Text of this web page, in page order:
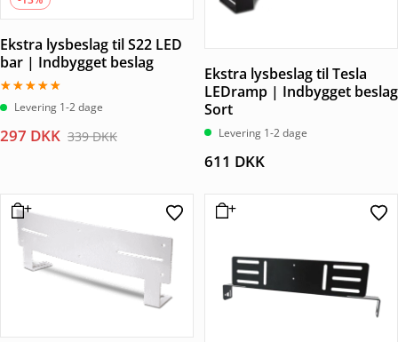
Ekstra lysbeslag til S22 LED
bar | Indbygget beslag
Vurderet
5.00Levering 1-2 dage
339DKK
Den
339 DKK.
297 DKK
Den
297 DKK.
Ekstra lysbeslag til Tesla
LEDramp | Indbygget beslag
Sort
Levering 1-2 dage
611 DKK